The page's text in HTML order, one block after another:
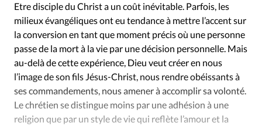
Société
Tour du monde des Eglises
Trait d'Ixène
Vécu
Vie Intérieure
Etre disciple du Christ a un coût inévitable. Parfois, les
milieux évangéliques ont eu tendance à mettre l’accent sur
la conversion en tant que moment précis où une personne
passe de la mort à la vie par une décision personnelle. Mais
au-delà de cette expérience, Dieu veut créer en nous
l’image de son fils Jésus-Christ, nous rendre obéissants à
ses commandements, nous amener à accomplir sa volonté.
Le chrétien se distingue moins par une adhésion à une
religion que par un style de vie qui reflète l’amour et la